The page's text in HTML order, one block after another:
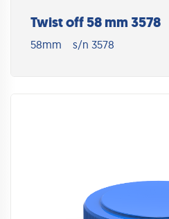
Twist off 58 mm 3578
58mm s/n 3578